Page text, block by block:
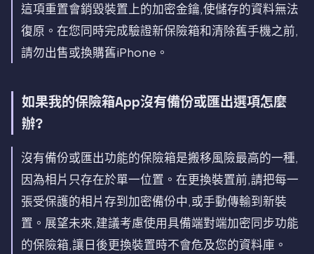
這項重置會銷毀裝置上的加密金鑰,使儲存的資料無法
復原。在您同時完成驗證新保險箱和清除舊手機之前,
請勿出售或換購舊iPhone。
如果我的保險箱App沒有備份或匯出選項怎麼
辦?
沒有備份或匯出功能的保險箱是搬移風險最高的一種,
因為相片只存在於單一位置。在更換裝置前,請把每一
張受保護的相片存到加密備份中,或手動傳輸到新裝
置。展望未來,建議考慮使用具備端對端加密同步功能
的保險箱,讓日後更換裝置時不會危及您的資料庫。